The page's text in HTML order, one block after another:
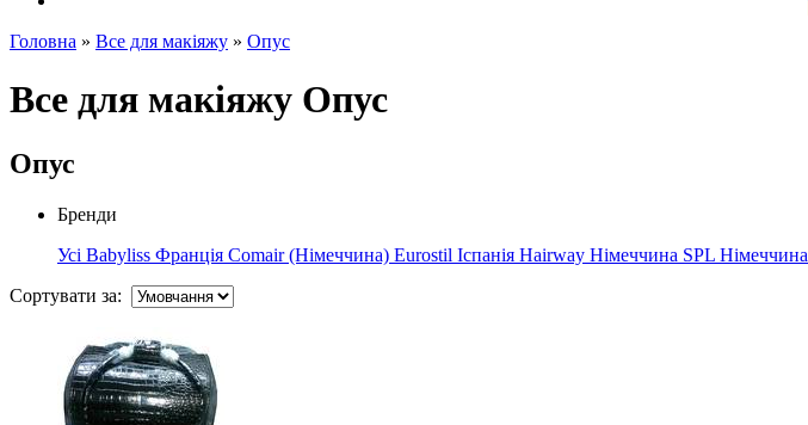
Головна » Все для макіяжу » Опус
Все для макіяжу Опус
Опус
Бренди
Усі Babyliss Франція Comair (Німеччина) Eurostil Іспанія Hairway Німеччина SPL Німеччина
Сортувати за: